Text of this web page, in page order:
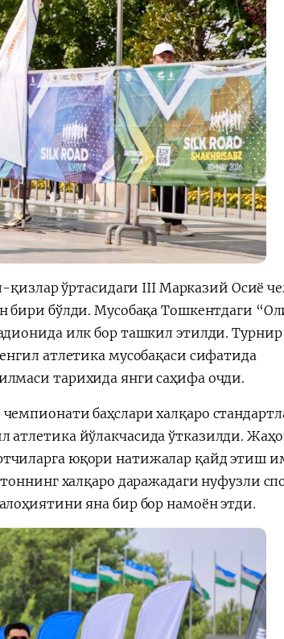
қизлар ўртасидаги III Марказий Осиё
бири бўлди. Мусобақа Тошкентдаги
илк бор ташкил этилди.
атлетика мусобақаси сифатида
тарихида янги саҳифа очди.
баҳслари халқаро
атлетика йўлакчасида ўтказилди.
юқори натижалар қайд этиш
халқаро даражадаги нуфузли
яна бир бор намоён этди.